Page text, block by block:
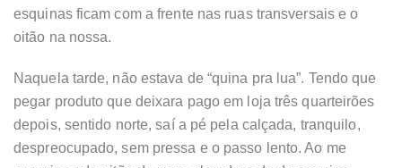
esquinas ficam com a frente nas ruas transversais e o
oitão na nossa.
Naquela tarde, não estava de “quina pra lua”. Tendo que
pegar produto que deixara pago em loja três quarteirões
depois, sentido norte, saí a pé pela calçada, tranquilo,
despreocupado, sem pressa e o passo lento. Ao me